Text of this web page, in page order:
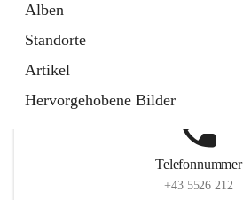
Alben
Standorte
Artikel
Hervorgehobene Bilder
Telefonnummer
+43 5526 212